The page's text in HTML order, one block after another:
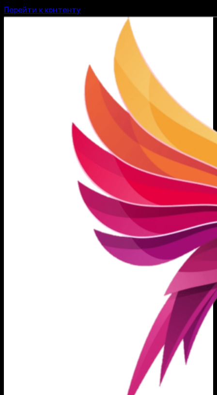
Перейти к контенту